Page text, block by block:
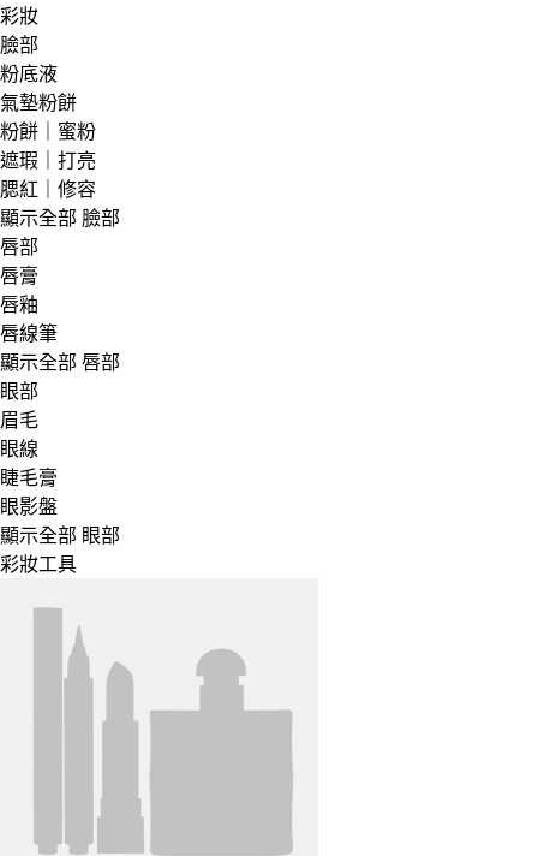
彩妝
臉部
粉底液
氣墊粉餅
粉餅｜蜜粉
遮瑕｜打亮
腮紅｜修容
顯示全部 臉部
唇部
唇膏
唇釉
唇線筆
顯示全部 唇部
眼部
眉毛
眼線
睫毛膏
眼影盤
顯示全部 眼部
彩妝工具